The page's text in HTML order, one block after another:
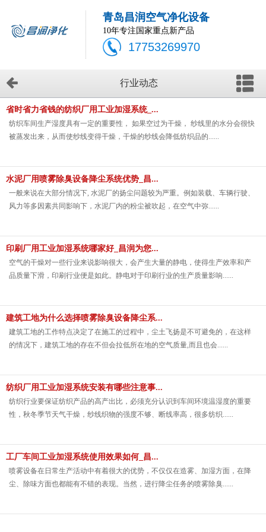
青岛昌润空气净化设备
10年专注国家重点新产品
17753269970
行业动态
省时省力省钱的纺织厂用工业加湿系统_...
纺织车间生产湿度具有一定的重要性， 如果空过为干燥， 纱线里的水分会很快
被蒸发出来，从而使纱线变得干燥，干燥的纱线会降低纺织品的......
水泥厂用喷雾除臭设备降尘系统优势_昌...
一般来说在大部分情况下, 水泥厂的扬尘问题较为严重。例如装载、车辆行驶、
风力等多因素共同影响下，水泥厂内的粉尘被吹起，在空气中弥......
印刷厂用工业加湿系统哪家好_昌润为您...
空气的干燥对一些行业来说影响很大，会产生大量的静电，使得生产效率和产
品质量下滑，印刷行业便是如此。静电对于印刷行业的生产质量影响......
建筑工地为什么选择喷雾除臭设备降尘系...
建筑工地的工作特点决定了在施工的过程中，尘土飞扬是不可避免的，在这样
的情况下，建筑工地的存在不但会拉低所在地的空气质量,而且也会......
纺织厂用工业加湿系统安装有哪些注意事...
纺织行业要保证纺织产品的高产出比，必须充分认识到车间环境温湿度的重要
性，秋冬季节天气干燥，纱线织物的强度不够、断线率高，很多纺织......
工厂车间工业加湿系统使用效果如何_昌...
喷雾设备在日常生产活动中有着很大的优势，不仅仅在造雾、加湿方面，在降
尘、除味方面也都能有不错的表现。当然，进行降尘任务的喷雾除臭......